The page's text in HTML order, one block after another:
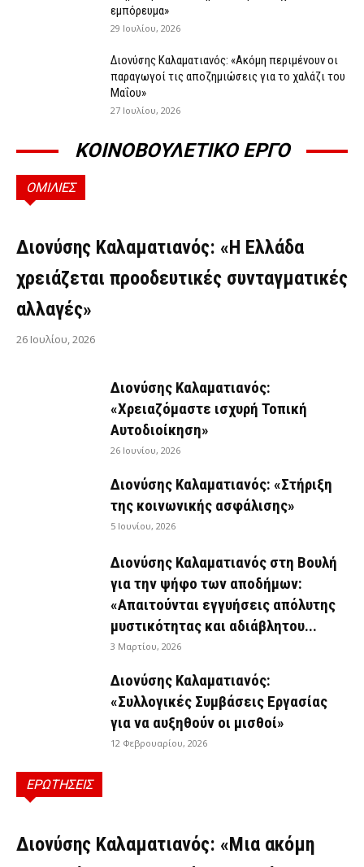
εμπόρευμα»
29 Ιουλίου, 2026
Διονύσης Καλαματιανός: «Ακόμη περιμένουν οι
παραγωγοί τις αποζημιώσεις για το χαλάζι του
Μαΐου»
27 Ιουλίου, 2026
ΚΟΙΝΟΒΟΥΛΕΤΙΚΟ ΕΡΓΟ
ΟΜΙΛΙΕΣ
ΟΜΙΛΊΕΣ
Διονύσης Καλαματιανός: «Η Ελλάδα
χρειάζεται προοδευτικές συνταγματικές
αλλαγές»
26 Ιουλίου, 2026
Διονύσης Καλαματιανός:
«Χρειαζόμαστε ισχυρή Τοπική
Αυτοδιοίκηση»
26 Ιουνίου, 2026
Διονύσης Καλαματιανός: «Στήριξη
της κοινωνικής ασφάλισης»
5 Ιουνίου, 2026
Διονύσης Καλαματιανός στη Βουλή
για την ψήφο των αποδήμων:
«Απαιτούνται εγγυήσεις απόλυτης
μυστικότητας και αδιάβλητου...
3 Μαρτίου, 2026
Διονύσης Καλαματιανός:
«Συλλογικές Συμβάσεις Εργασίας
για να αυξηθούν οι μισθοί»
12 Φεβρουαρίου, 2026
ΕΡΩΤΗΣΕΙΣ
ΕΡΩΤΉΣΕΙΣ
Διονύσης Καλαματιανός: «Μια ακόμη